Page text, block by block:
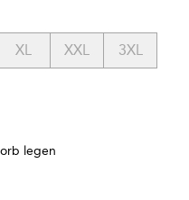
XL XXL 3XL
legen